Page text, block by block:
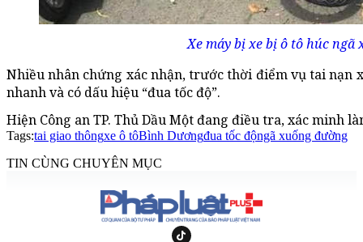
Xe máy bị xe bị ô tô húc ngã
Nhiều nhân chứng xác nhận, trước thời điểm vụ tai nạn
nhanh và có dấu hiệu “đua tốc độ”.
Hiện Công an TP. Thủ Dầu Một đang điều tra, xác minh
Tags:tai giao thôngxe ô tôBình Dươngđua tốc độngã xuống đường
TIN CÙNG CHUYÊN MỤC